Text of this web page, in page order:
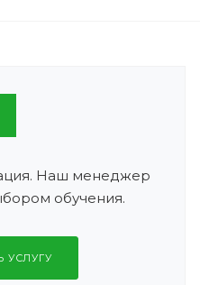
Наш менеджер
обучения.
УСЛУГУ